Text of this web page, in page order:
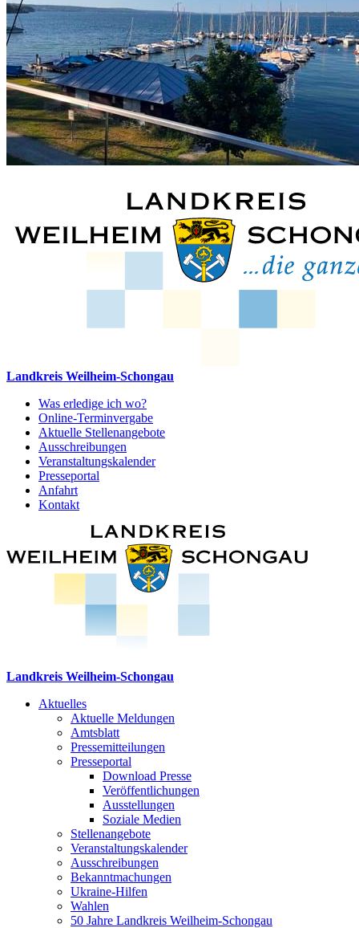
Landkreis Weilheim-Schongau
Was erledige ich wo?
Online-Terminvergabe
Aktuelle Stellenangebote
Ausschreibungen
Veranstaltungskalender
Presseportal
Anfahrt
Kontakt
Landkreis Weilheim-Schongau
Aktuelles
Aktuelle Meldungen
Amtsblatt
Pressemitteilungen
Presseportal
Download Presse
Veröffentlichungen
Ausstellungen
Soziale Medien
Stellenangebote
Veranstaltungskalender
Ausschreibungen
Bekanntmachungen
Ukraine-Hilfen
Wahlen
50 Jahre Landkreis Weilheim-Schongau